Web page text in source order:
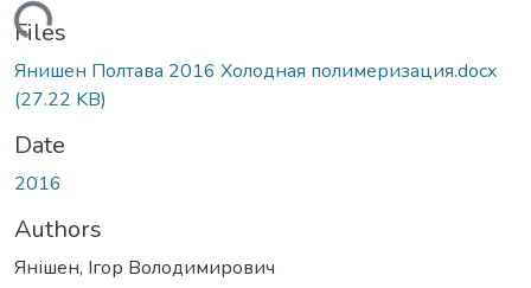
Files
Янишен Полтава 2016 Холодная полимеризация.docx
(27.22 KB)
Date
2016
Authors
Янішен, Ігор Володимирович